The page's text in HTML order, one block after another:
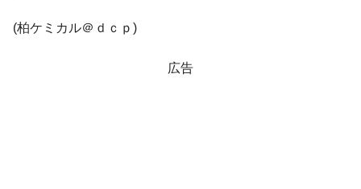
『Money1』
米国下院「韓国の公務員個人をターゲット
(柏ケミカル＠ｄｃｐ)
広告